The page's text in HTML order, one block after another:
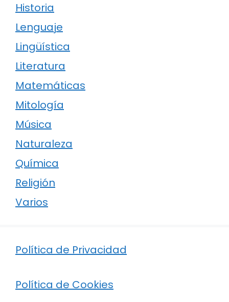
Historia
Lenguaje
Lingüística
Literatura
Matemáticas
Mitología
Música
Naturaleza
Química
Religión
Varios
Política de Privacidad
Política de Cookies